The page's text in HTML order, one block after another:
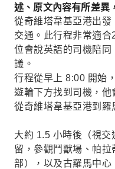
述、原文內容有所差異
從奇維塔韋基亞港出
交通。此行程非常適
位會說英語的司機陪
議。
行程從早上 8:00 開始
遊輪下方找到司機，
從奇維塔韋基亞港到羅
大約 1.5 小時後（視
留，參觀鬥獸場、帕
部），以及古羅馬中